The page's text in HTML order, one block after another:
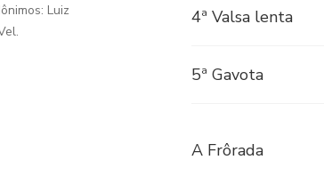
Luiz
4ª Valsa lenta
5ª Gavota
A Frôrada